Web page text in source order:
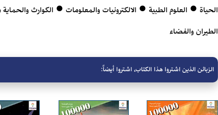
الحياة ● العلوم الطبية ● الالكترونيات والمعلومات ● الكوارث
الطيران والفضاء
الزبائن الذين اشتروا هذا الكتاب، اشتروا أيضاً: